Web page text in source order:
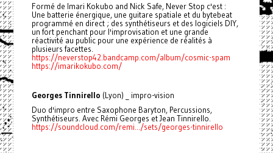
Formé de Imari Kokubo and Nick Safe, Never Stop c'est :
Une batterie énergique, une guitare spatiale et du bytebeat
programmé en direct ; des synthétiseurs et des logiciels DIY,
un fort penchant pour l'improvisation et une grande
réactivité au public pour une expérience de réalités à
plusieurs facettes.
https://neverstop42.bandcamp.com/album/cosmic-spam
https://imarikokubo.com/
Georges Tinnirello (Lyon) _ impro-vision
Duo d'impro entre Saxophone Baryton, Percussions,
Synthétiseurs. Avec Rémi Georges et Jean Tinnirello.
https://soundcloud.com/remi.../sets/georges-tinnirello